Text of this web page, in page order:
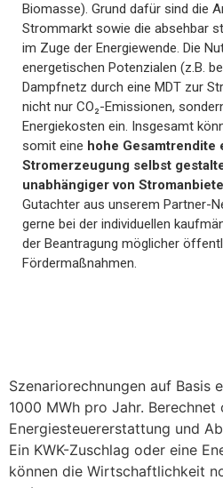
Biomasse). Grund dafür sind die
Strommarkt sowie die absehbar
im Zuge der Energiewende. Die
energetischen Potenzialen (z.B.
Dampfnetz durch eine MDT zur
nicht nur CO₂-Emissionen,
Energiekosten ein. Insgesamt
somit eine hohe
Stromerzeugung selbst
unabhängiger von
Gutachter aus unserem Partner-
gerne bei der individuellen
der Beantragung möglicher
Fördermaßnahmen.
Szenariorechnungen auf Basis
1000 MWh pro Jahr. Berechnet
Energiesteuererstattung und
Ein KWK-Zuschlag oder eine
können die Wirtschaftlichkeit